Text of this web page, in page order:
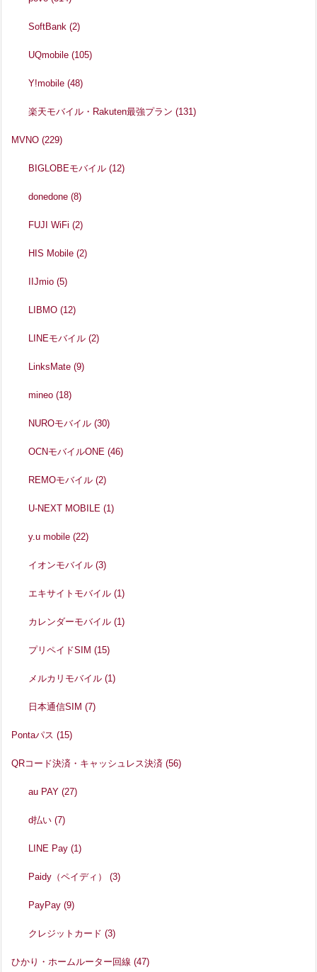
SoftBank(2)
UQmobile(105)
Y!mobile(48)
楽天モバイル・Rakuten最強プラン(131)
MVNO (229)
BIGLOBEモバイル(12)
donedone(8)
FUJI WiFi(2)
HIS Mobile(2)
IIJmio(5)
LIBMO(12)
LINEモバイル(2)
LinksMate(9)
mineo(18)
NUROモバイル(30)
OCNモバイルONE(46)
REMOモバイル(2)
U-NEXT MOBILE(1)
y.u mobile(22)
イオンモバイル(3)
エキサイトモバイル(1)
カレンダーモバイル(1)
プリペイドSIM(15)
メルカリモバイル(1)
日本通信SIM(7)
Pontaパス (15)
QRコード決済・キャッシュレス決済 (56)
au PAY(27)
d払い(7)
LINE Pay(1)
Paidy（ペイディ）(3)
PayPay(9)
クレジットカード(3)
ひかり・ホームルーター回線 (47)